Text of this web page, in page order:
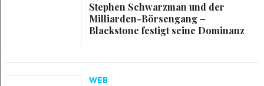
Stephen Schwarzman und der
Milliarden-Börsengang –
Blackstone festigt seine Dominanz
WEB